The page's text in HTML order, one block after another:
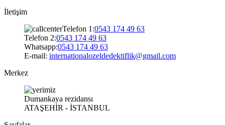
İletişim
Telefon 1:0543 174 49 63
Telefon 2:0543 174 49 63
Whatsapp:0543 174 49 63
E-mail: internationalozeldedektiflik@gmail.com
Merkez
Dumankaya rezidansı
ATAŞEHİR - İSTANBUL